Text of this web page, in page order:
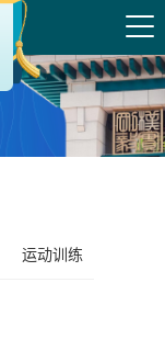
运动训练